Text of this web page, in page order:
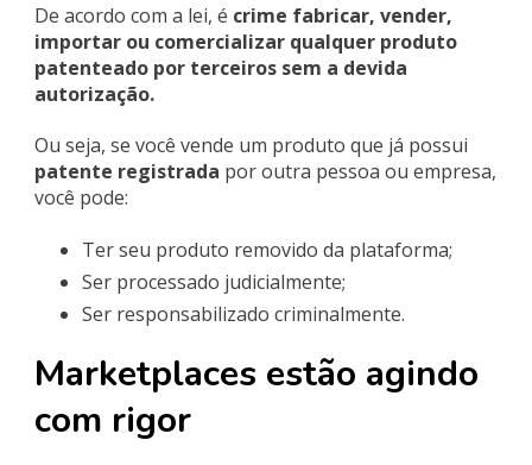
De acordo com a lei, é crime fabricar, vender,
importar ou comercializar qualquer produto
patenteado por terceiros sem a devida
autorização.
Ou seja, se você vende um produto que já possui
patente registrada por outra pessoa ou empresa,
você pode:
Ter seu produto removido da plataforma;
Ser processado judicialmente;
Ser responsabilizado criminalmente.
Marketplaces estão agindo
com rigor